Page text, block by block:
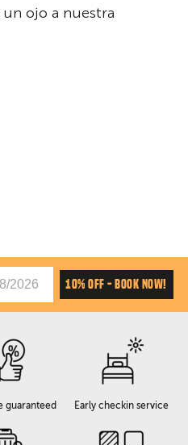
ojo a nuestra
10% OFF - BOOK NOW!
guaranteed Early checkin service